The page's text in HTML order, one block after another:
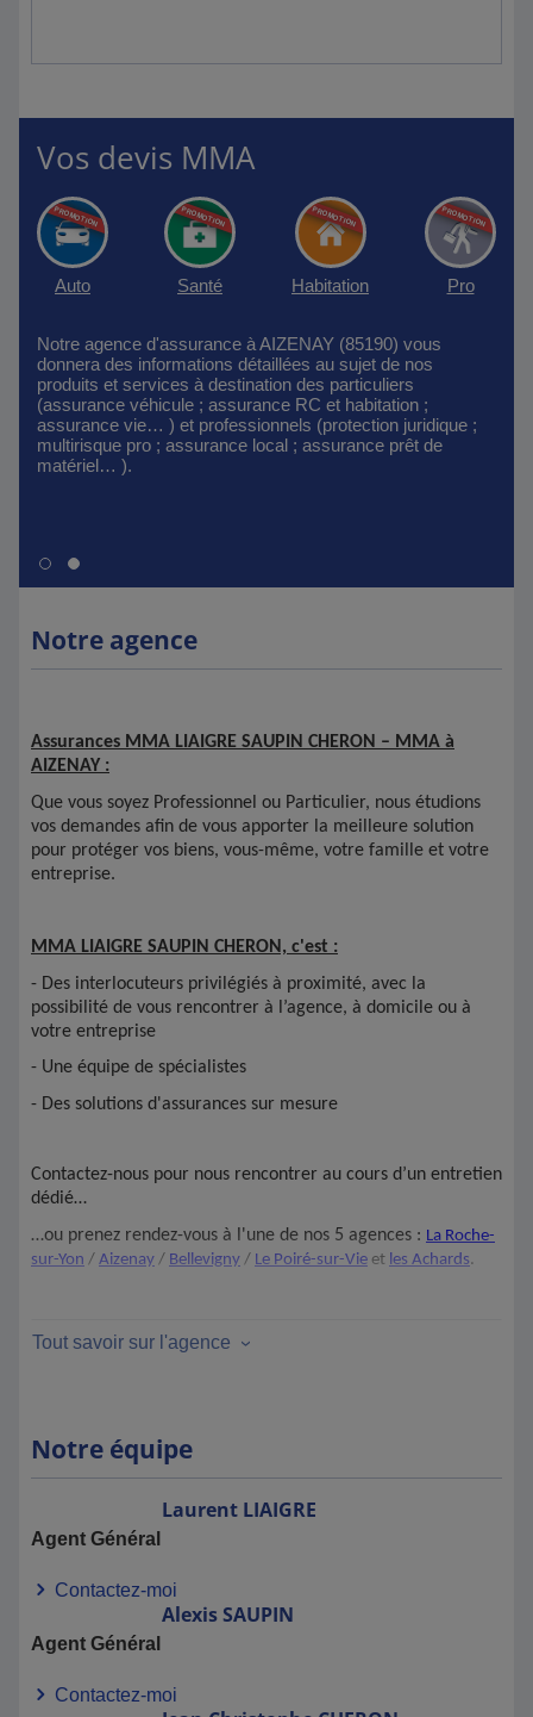
Vos devis MMA
Auto Santé Habitation Pro
Notre agence d'assurance à AIZENAY (85190) vous
donnera des informations détaillées au sujet de nos
produits et services à destination des particuliers
(assurance véhicule ; assurance RC et habitation ;
assurance vie… ) et professionnels (protection juridique ;
multirisque pro ; assurance local ; assurance prêt de
matériel… ).
Notre agence
Assurances MMA LIAIGRE SAUPIN CHERON – MMA à
AIZENAY :
Que vous soyez Professionnel ou Particulier, nous étudions
vos demandes afin de vous apporter la meilleure solution
pour protéger vos biens, vous-même, votre famille et votre
entreprise.
MMA LIAIGRE SAUPIN CHERON, c'est :
- Des interlocuteurs privilégiés à proximité, avec la
possibilité de vous rencontrer à l’agence, à domicile ou à
votre entreprise
- Une équipe de spécialistes
- Des solutions d'assurances sur mesure
Contactez-nous pour nous rencontrer au cours d’un entretien
dédié…
…ou prenez rendez-vous à l'une de nos 5 agences : La Roche-
sur-Yon / Aizenay / Bellevigny / Le Poiré-sur-Vie et les Achards.
Tout savoir sur l'agence
Notre équipe
Laurent LIAIGRE
Agent Général
Contactez-moi
AlexisSAUPIN
Agent Général
Contactez-moi